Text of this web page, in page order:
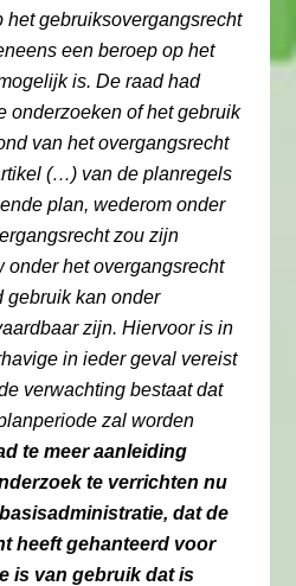
het gebruiksovergangsrecht
een beroep op het
is. De raad had
onderzoeken of het gebruik
van het overgangsrecht
(…) van de planregels
plan, wederom onder
zou zijn
onder het overgangsrecht
gebruik kan onder
zijn. Hiervoor is in
in ieder geval vereist
verwachting bestaat dat
zal worden
te meer aanleiding
te verrichten nu
dat de
heeft gehanteerd voor
is van gebruik dat is